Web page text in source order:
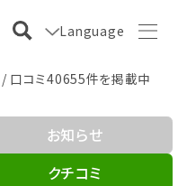
Language
口コミ40655件を掲載中
お知らせ
クチコミ